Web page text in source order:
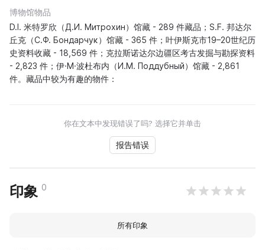
博物馆物品
D.I. 米特罗欣（Д.И. Митрохин）馆藏 - 289 件藏品；S.F. 邦达尔
丘克（С.Ф. Бондарчуκ）馆藏 - 365 件；叶伊斯克市19–20世纪历
史资料收藏 - 18,569 件；克拉斯诺达尔边疆区考古发掘与勘探资料
- 2,823 件；伊·M·波杜布内（И.М. Поддубный）馆藏 - 2,861
件。藏品中较为有趣的物件：
你在文本中发现错误了吗? 选择它并单击
报告错误
印象 0
所有印象